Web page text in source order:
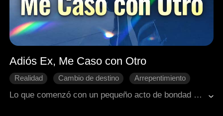
Adiós Ex, Me Caso con Otro
Realidad Cambio de destino
Arrepentimiento
Romance moderno
Desarrollo de personaje
Lo que comenzó con un pequeño acto de bondad se convirtió en cinco años de amor silencioso por parte de Eva. Ella aceptó ser la amante secreta de Ruben, pero el corazón de él siempre le perteneció a Jodi. Al verlo proponerle matrimonio a Jodi en público, Eva quedó con el corazón destrozado. Decidió dejarlo para siempre y casarse con alguien muy lejos de allí. Solo después de que ella desapareció de su vida, Ruben se ahogó en un profundo y desesperado arrepentimiento.